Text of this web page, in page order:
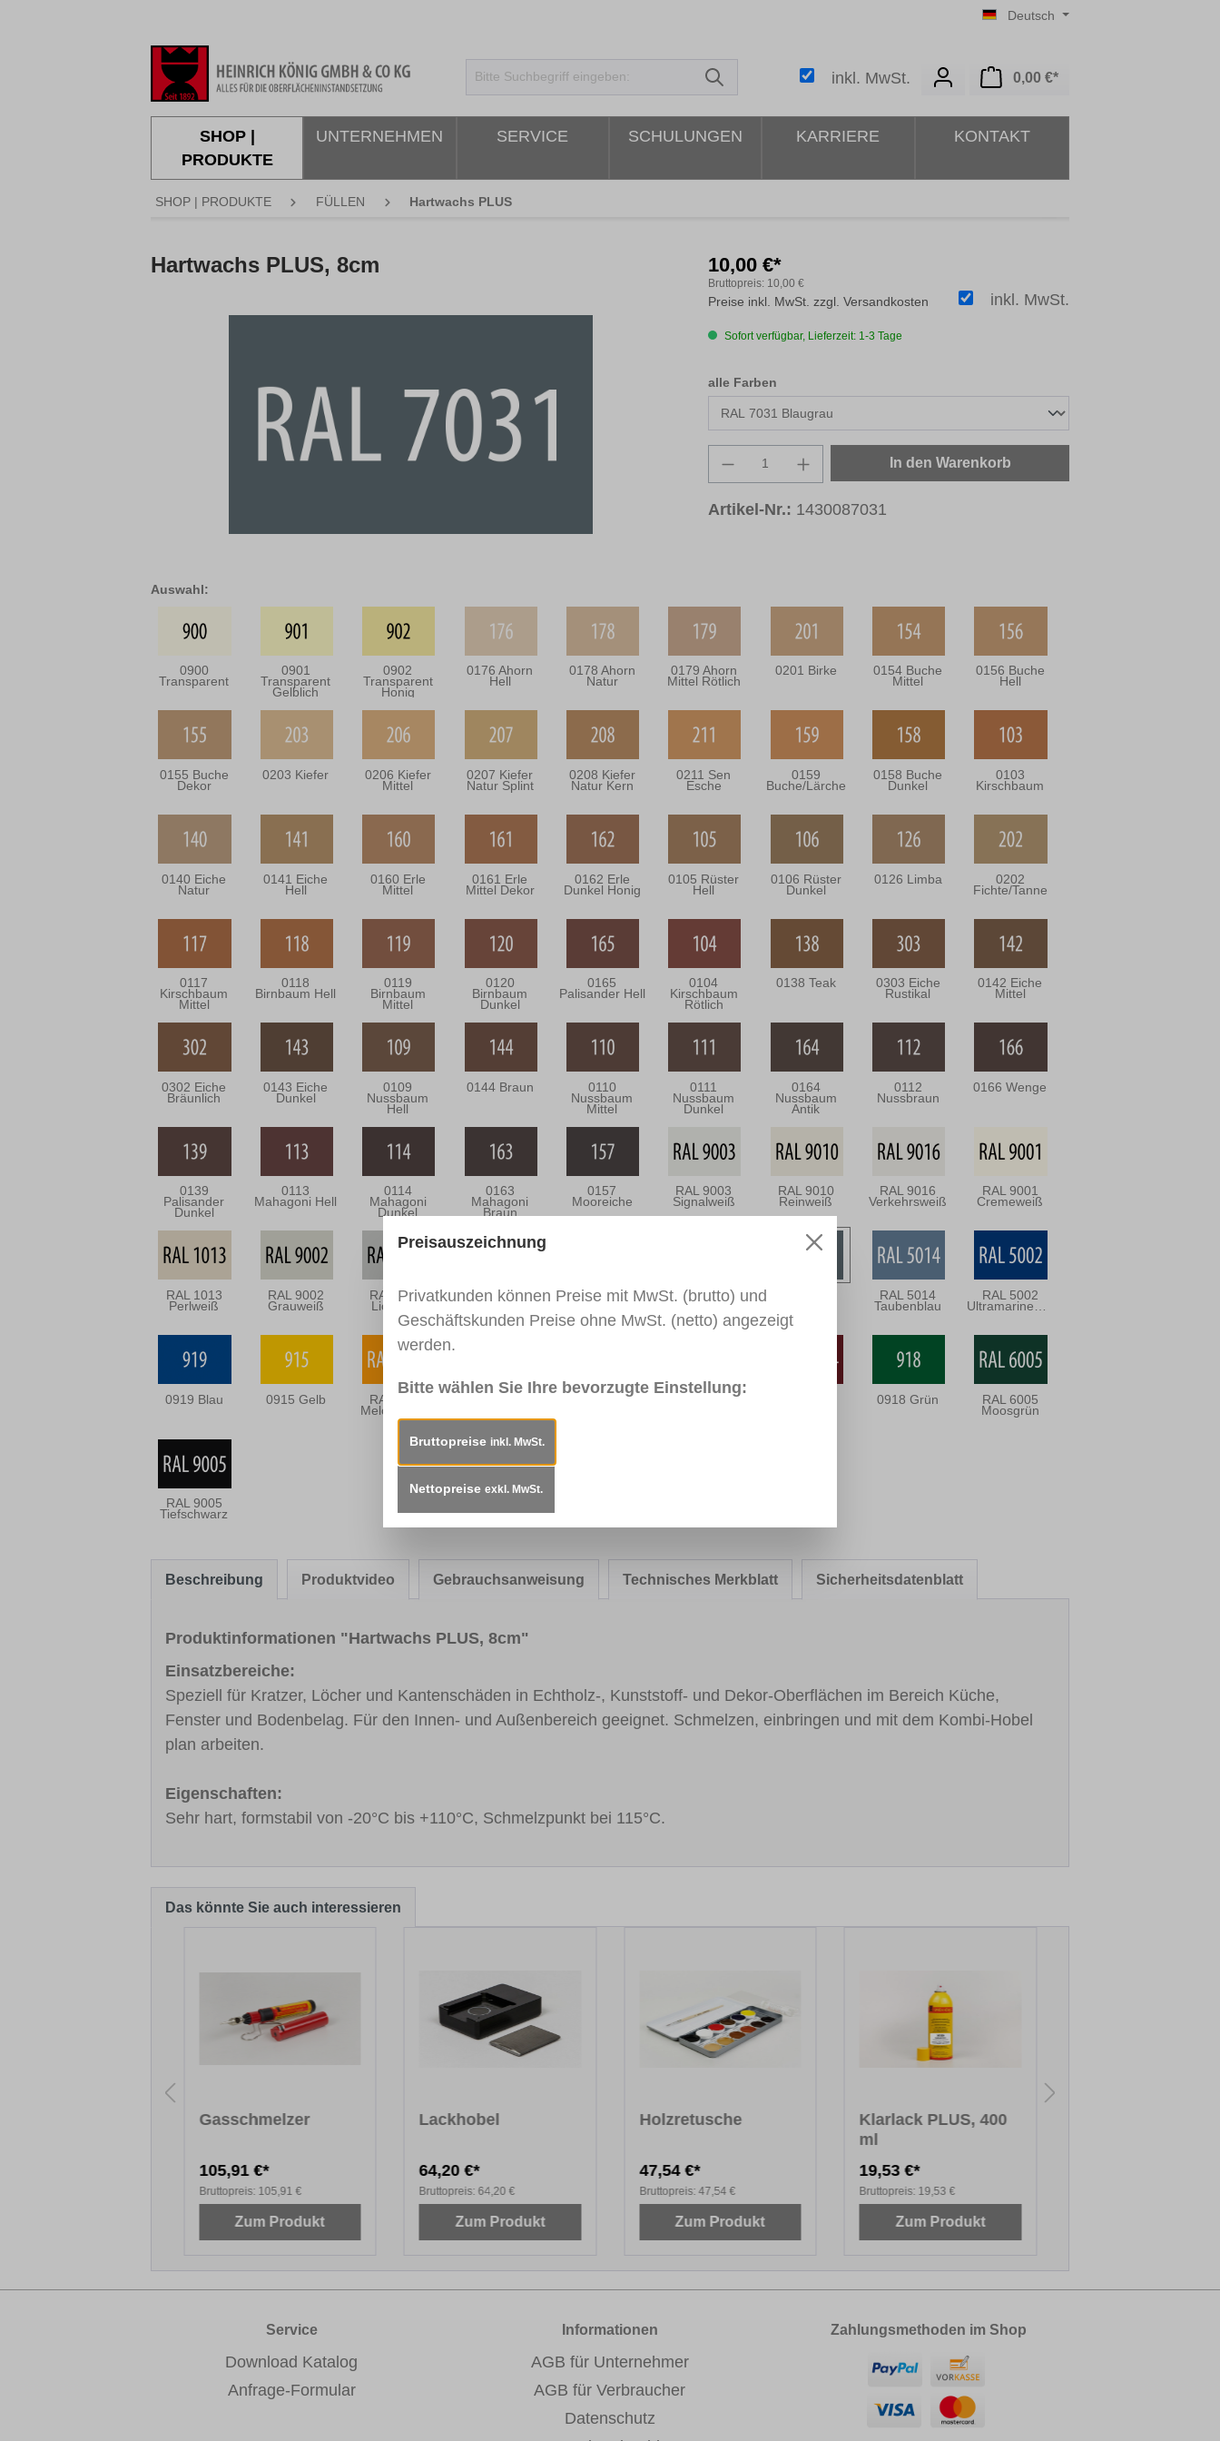
Deutsch
inkl. MwSt. 0,00 €*Warenkorb enthält 0
SHOP |
PRODUKTE
UNTERNEHMEN SERVICE SCHULUNGEN KARRIERE KONTAKT
SHOP | PRODUKTE FÜLLEN Hartwachs PLUS
Hartwachs PLUS, 8cm
Auswahl:
0900
Transparent
0901
Transparent
Gelblich
0902
Transparent
Honig
0176 Ahorn
Hell
0178 Ahorn
Natur
0179 Ahorn
Mittel Rötlich
0201 Birke 0154 Buche
Mittel
0156 Buche
Hell
0155 Buche
Dekor
0203 Kiefer 0206 Kiefer
Mittel
0207 Kiefer
Natur Splint
0208 Kiefer
Natur Kern
0211 Sen
Esche
0159
Buche/Lärche
0158 Buche
Dunkel
0103
Kirschbaum
0140 Eiche
Natur
0141 Eiche
Hell
0160 Erle
Mittel
0161 Erle
Mittel Dekor
0162 Erle
Dunkel Honig
0105 Rüster
Hell
0106 Rüster
Dunkel
0126 Limba 0202
Fichte/Tanne
0117
Kirschbaum
Mittel
0118
Birnbaum Hell
0119
Birnbaum
Mittel
0120
Birnbaum
Dunkel
0165
Palisander Hell
0104
Kirschbaum
Rötlich
0138 Teak 0303 Eiche
Rustikal
0142 Eiche
Mittel
0302 Eiche
Bräunlich
0143 Eiche
Dunkel
0109
Nussbaum
Hell
0144 Braun 0110
Nussbaum
Mittel
0111
Nussbaum
Dunkel
0164
Nussbaum
Antik
0112
Nussbraun
0166 Wenge
0139
Palisander
Dunkel
0113
Mahagoni Hell
0114
Mahagoni
Dunkel
0163
Mahagoni
Braun
0157
Mooreiche
RAL 9003
Signalweiß
RAL 9010
Reinweiß
RAL 9016
Verkehrsweiß
RAL 9001
Cremeweiß
RAL 1013
Perlweiß
RAL 9002
Grauweiß
RAL 7035
Lichtgrau
RAL 7038
Achatgrau
RAL 7040
Fenstergrau
RAL 7016
Anthrazitgrau
RAL 5014
Taubenblau
RAL 5002
0919 Blau 0915 Gelb RAL 1028
Melonengelb
RAL 3020 0918 Grün RAL 6005
Moosgrün
RAL 9005
Tiefschwarz
10,00 €*
Bruttopreis: 10,00 €
inkl. MwSt.
Preise inkl. MwSt. zzgl. Versandkosten
Sofort verfügbar, Lieferzeit: 1-3 Tage
alle Farbenauswählen
Produkt Anzahl: Gib den gewünschten Wert ein
In den Warenkorb
Artikel-Nr.: 1430087031
Beschreibung Produktvideo Gebrauchsanweisung Technisches Merkblatt Sicherheitsdatenblatt
Produktinformationen "Hartwachs PLUS, 8cm"
Einsatzbereiche:
Speziell für Kratzer, Löcher und Kantenschäden in Echtholz-, Kunststoff- und Dekor-Oberflächen im Bereich Küche,
Fenster und Bodenbelag. Für den Innen- und Außenbereich geeignet. Schmelzen, einbringen und mit dem Kombi-Hobel
plan arbeiten.
Eigenschaften:
Sehr hart, formstabil von -20°C bis +110°C, Schmelzpunkt bei 115°C.
Das könnte Sie auch interessieren
Gasschmelzer
105,91 €*
Bruttopreis: 105,91 €
Zum Produkt
Lackhobel
64,20 €*
Bruttopreis: 64,20 €
Zum Produkt
Holzretusche
47,54 €*
Bruttopreis: 47,54 €
Zum Produkt
Klarlack PLUS, 400
ml
19,53 €*
Bruttopreis: 19,53 €
Zum Produkt
Service
Download Katalog
Anfrage-Formular
Informationen
AGB für Unternehmer
AGB für Verbraucher
Datenschutz
Zahlungsmethoden im Shop
Preisauszeichnung
Privatkunden können Preise mit MwSt. (brutto) und
Geschäftskunden Preise ohne MwSt. (netto) angezeigt
werden.
Bitte wählen Sie Ihre bevorzugte Einstellung:
Bruttopreise inkl. MwSt.
Nettopreise exkl. MwSt.